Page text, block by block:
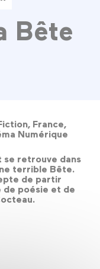
Bête
France,
Numérique
se retrouve dans
terrible Bête.
de partir
de poésie et de